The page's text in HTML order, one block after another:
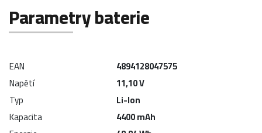
Parametry baterie
EAN
4894128047575
Napětí
11,10 V
Typ
Li-Ion
Kapacita
4400 mAh